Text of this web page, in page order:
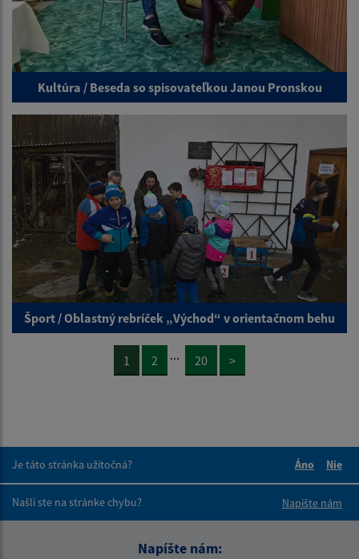
Kultúra / Beseda so spisovateľkou Janou Pronskou
Šport / Oblastný rebríček „Východ“ v orientačnom behu
1 2 ... 20 >
Je táto stránka užitočná?
Áno
Nie
Našli ste na stránke chybu?
Napíšte nám
Napíšte nám: